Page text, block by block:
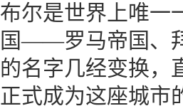
布尔是世界上唯一
国——罗马帝国、
的名字几经变换，
正式成为这座城市